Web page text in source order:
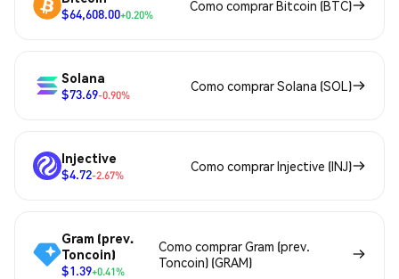
$64,608.00+0.20%
Como comprar Bitcoin (BTC)
Solana
$73.69-0.90%
Como comprar Solana (SOL)
Injective
$4.72-2.67%
Como comprar Injective (INJ)
Gram (prev.
Toncoin)
$1.39+0.41%
Como comprar Gram (prev.
Toncoin) (GRAM)